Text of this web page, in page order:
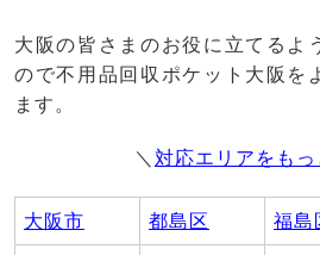
大阪の皆さまのお役に立てるよ
ので不用品回収ポケット大阪を
ます。
＼ 対応エリアをもっ
大阪市 都島区 福島